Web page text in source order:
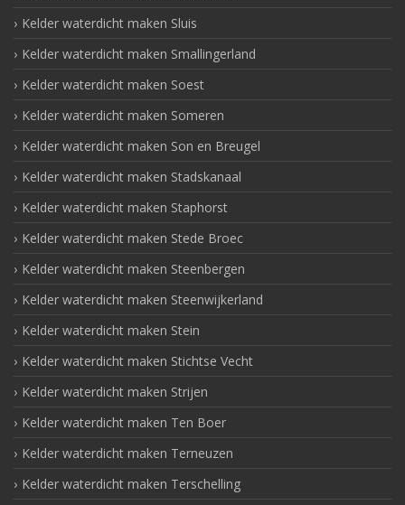
Kelder waterdicht maken Sluis
Kelder waterdicht maken Smallingerland
Kelder waterdicht maken Soest
Kelder waterdicht maken Someren
Kelder waterdicht maken Son en Breugel
Kelder waterdicht maken Stadskanaal
Kelder waterdicht maken Staphorst
Kelder waterdicht maken Stede Broec
Kelder waterdicht maken Steenbergen
Kelder waterdicht maken Steenwijkerland
Kelder waterdicht maken Stein
Kelder waterdicht maken Stichtse Vecht
Kelder waterdicht maken Strijen
Kelder waterdicht maken Ten Boer
Kelder waterdicht maken Terneuzen
Kelder waterdicht maken Terschelling